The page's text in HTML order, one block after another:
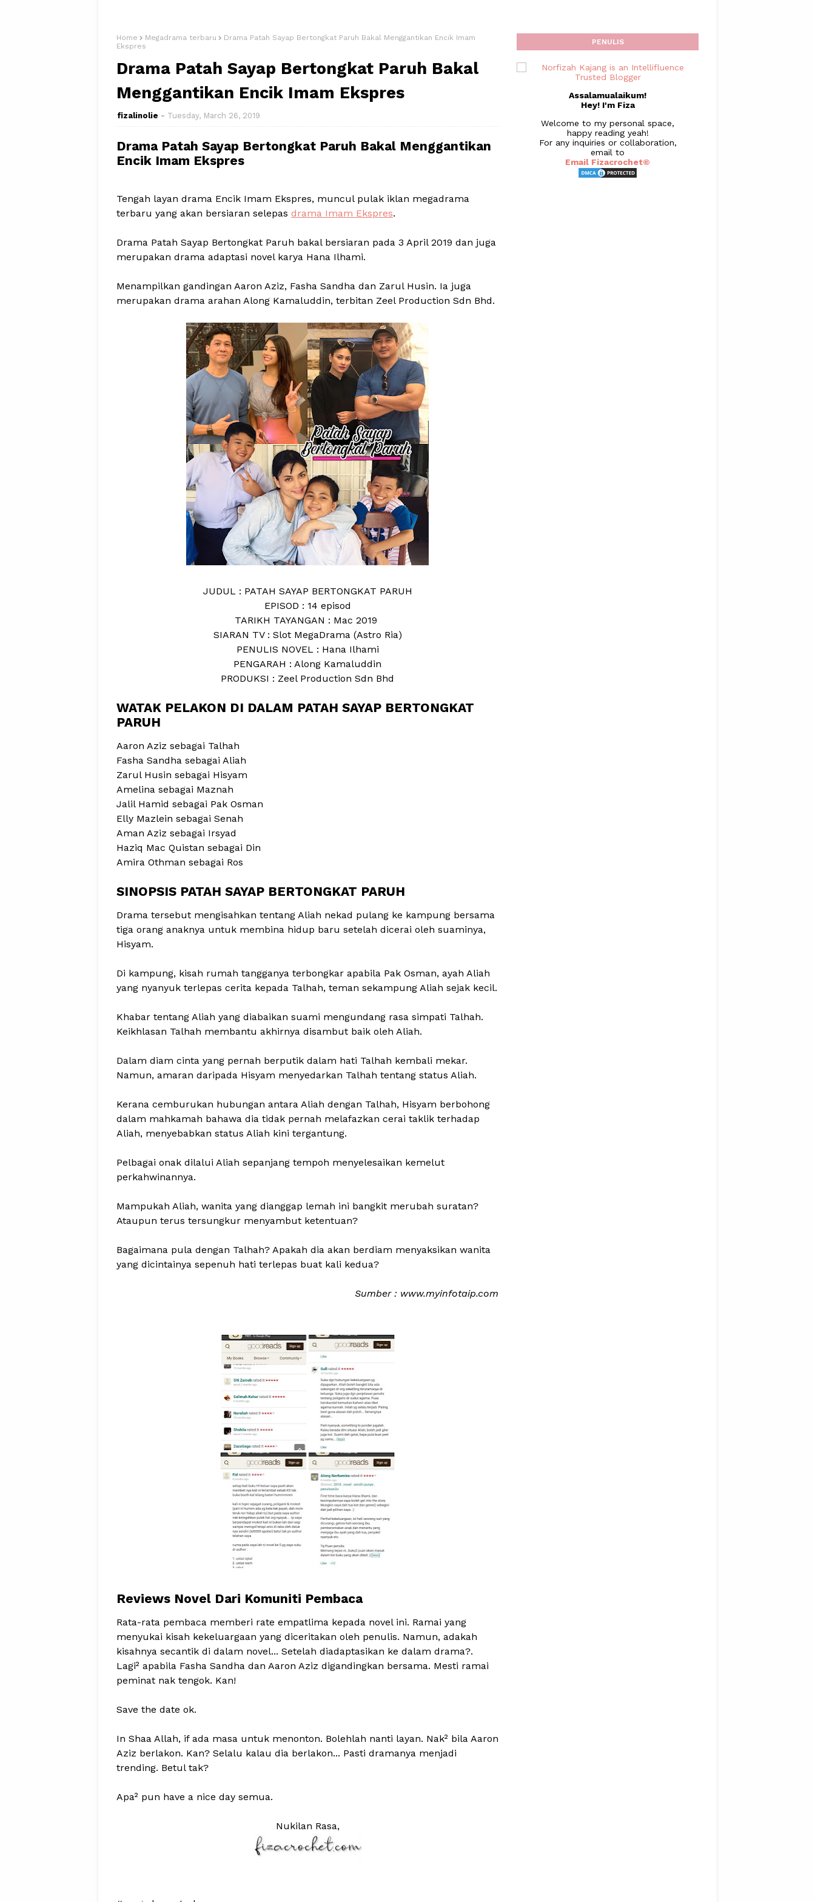
Home Megadrama terbaru
Drama Patah Sayap Bertongkat Paruh Bakal Menggantikan Encik Imam
Ekspres
Drama Patah Sayap Bertongkat Paruh Bakal
Menggantikan Encik Imam Ekspres
fizalinolie Tuesday, March 26, 2019
Drama Patah Sayap Bertongkat Paruh Bakal Menggantikan
Encik Imam Ekspres
Tengah layan drama Encik Imam Ekspres, muncul pulak iklan megadrama
terbaru yang akan bersiaran selepas drama Imam Ekspres.
Drama Patah Sayap Bertongkat Paruh bakal bersiaran pada 3 April 2019 dan juga
merupakan drama adaptasi novel karya Hana Ilhami.
Menampilkan gandingan Aaron Aziz, Fasha Sandha dan Zarul Husin. Ia juga
merupakan drama arahan Along Kamaluddin, terbitan Zeel Production Sdn Bhd.
JUDUL : PATAH SAYAP BERTONGKAT PARUH
EPISOD : 14 episod
TARIKH TAYANGAN : Mac 2019
SIARAN TV : Slot MegaDrama (Astro Ria)
PENULIS NOVEL : Hana Ilhami
PENGARAH : Along Kamaluddin
PRODUKSI : Zeel Production Sdn Bhd
WATAK PELAKON DI DALAM PATAH SAYAP BERTONGKAT
PARUH
Aaron Aziz sebagai Talhah
Fasha Sandha sebagai Aliah
Zarul Husin sebagai Hisyam
Amelina sebagai Maznah
Jalil Hamid sebagai Pak Osman
Elly Mazlein sebagai Senah
Aman Aziz sebagai Irsyad
Haziq Mac Quistan sebagai Din
Amira Othman sebagai Ros
SINOPSIS PATAH SAYAP BERTONGKAT PARUH
Drama tersebut mengisahkan tentang Aliah nekad pulang ke kampung bersama
tiga orang anaknya untuk membina hidup baru setelah dicerai oleh suaminya,
Hisyam.
Di kampung, kisah rumah tangganya terbongkar apabila Pak Osman, ayah Aliah
yang nyanyuk terlepas cerita kepada Talhah, teman sekampung Aliah sejak kecil.
Khabar tentang Aliah yang diabaikan suami mengundang rasa simpati Talhah.
Keikhlasan Talhah membantu akhirnya disambut baik oleh Aliah.
Dalam diam cinta yang pernah berputik dalam hati Talhah kembali mekar.
Namun, amaran daripada Hisyam menyedarkan Talhah tentang status Aliah.
Kerana cemburukan hubungan antara Aliah dengan Talhah, Hisyam berbohong
dalam mahkamah bahawa dia tidak pernah melafazkan cerai taklik terhadap
Aliah, menyebabkan status Aliah kini tergantung.
Pelbagai onak dilalui Aliah sepanjang tempoh menyelesaikan kemelut
perkahwinannya.
Mampukah Aliah, wanita yang dianggap lemah ini bangkit merubah suratan?
Ataupun terus tersungkur menyambut ketentuan?
Bagaimana pula dengan Talhah? Apakah dia akan berdiam menyaksikan wanita
yang dicintainya sepenuh hati terlepas buat kali kedua?
Sumber : www.myinfotaip.com
Reviews Novel Dari Komuniti Pembaca
Rata-rata pembaca memberi rate empatlima kepada novel ini. Ramai yang
menyukai kisah kekeluargaan yang diceritakan oleh penulis. Namun, adakah
kisahnya secantik di dalam novel... Setelah diadaptasikan ke dalam drama?.
Lagi² apabila Fasha Sandha dan Aaron Aziz digandingkan bersama. Mesti ramai
peminat nak tengok. Kan!
Save the date ok.
In Shaa Allah, if ada masa untuk menonton. Bolehlah nanti layan. Nak² bila Aaron
Aziz berlakon. Kan? Selalu kalau dia berlakon... Pasti dramanya menjadi
trending. Betul tak?
Apa² pun have a nice day semua.
Nukilan Rasa,
PENULIS
Assalamualaikum!
Hey! I'm Fiza
Welcome to my personal space,
happy reading yeah!
For any inquiries or collaboration,
email to
Email Fizacrochet©